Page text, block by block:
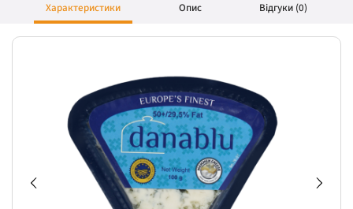
Характеристики Опис Відгуки (0)